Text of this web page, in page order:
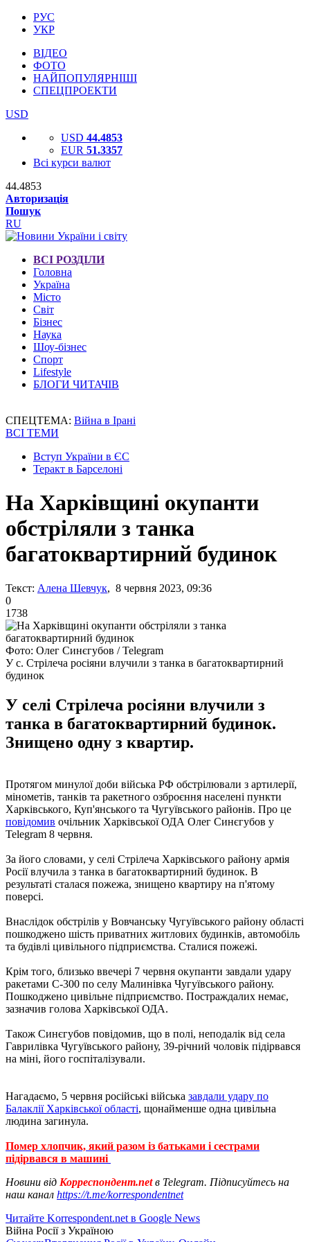
РУС
УКР
ВІДЕО
ФОТО
НАЙПОПУЛЯРНІШІ
СПЕЦПРОЕКТИ
USD
USD 44.4853
EUR 51.3357
Всі курси валют
44.4853
Авторизація
Пошук
RU
ВСІ РОЗДІЛИ
Головна
Україна
Місто
Світ
Бізнес
Наука
Шоу-бізнес
Спорт
Lifestyle
БЛОГИ ЧИТАЧІВ
СПЕЦТЕМА: Війна в Ірані
ВСІ ТЕМИ
Вступ України в ЄС
Теракт в Барселоні
На Харківщині окупанти
обстріляли з танка
багатоквартирний будинок
Текст: Алена Шевчук, 8 червня 2023, 09:36
0
1738
Фото: Олег Синєгубов / Telegram
У с. Стрілеча росіяни влучили з танка в багатоквартирний
будинок
У селі Стрілеча росіяни влучили з
танка в багатоквартирний будинок.
Знищено одну з квартир.
Протягом минулої доби війська РФ обстрілювали з артилерії,
мінометів, танків та ракетного озброєння населені пункти
Харківського, Куп'янського та Чугуївського районів. Про це
повідомив очільник Харківської ОДА Олег Синєгубов у
Telegram 8 червня.
За його словами, у селі Стрілеча Харківського району армія
Росії влучила з танка в багатоквартирний будинок. В
результаті сталася пожежа, знищено квартиру на п'ятому
поверсі.
Внаслідок обстрілів у Вовчанську Чугуївського району області
пошкоджено шість приватних житлових будинків, автомобіль
та будівлі цивільного підприємства. Сталися пожежі.
Крім того, близько ввечері 7 червня окупанти завдали удару
ракетами С-300 по селу Малинівка Чугуївського району.
Пошкоджено цивільне підприємство. Постраждалих немає,
зазначив голова Харківської ОДА.
Також Синєгубов повідомив, що в полі, неподалік від села
Гаврилівка Чугуївського району, 39-річний чоловік підірвався
на міні, його госпіталізували.
Нагадаємо, 5 червня російські війська завдали удару по
Балаклії Харківської області, щонайменше одна цивільна
людина загинула.
Помер хлопчик, який разом із батьками і сестрами
підірвався в машині
Новини від Корреспондент.netв Telegram. Підписуйтесь на
наш канал https://t.me/korrespondentnet
Читайте Korrespondent.net в Google News
Війна Росії з Україною